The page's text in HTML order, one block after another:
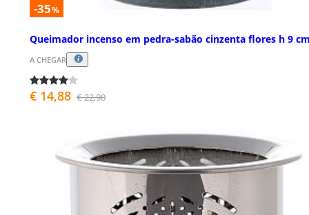
-35%
Queimador incenso em pedra-sabão cinzenta flores h 9
A CHEGAR
€ 14,88 € 22,90